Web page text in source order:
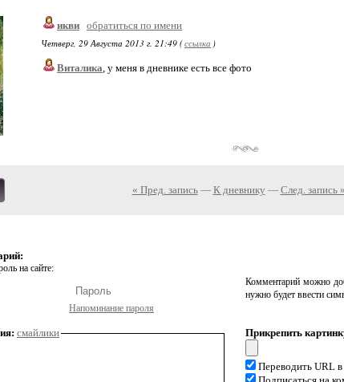
икви обратиться по имени
Четверг, 29 Августа 2013 г. 21:49 (ссылка )
Виталика, у меня в дневнике есть все фото
« Пред. запись— К дневнику — След. запись »
на сайте:
Напоминание пароля
Комментарий можно
нужно будет ввести
смайлики Прикрепить
Переводить URL